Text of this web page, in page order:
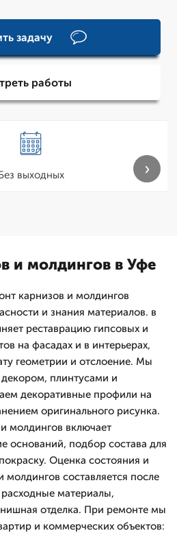
задачу
работы
выходных ›
и молдингов в Уфе
карнизов и молдингов
и знания материалов. в
реставрацию гипсовых и
на фасадах и в интерьерах,
геометрии и отслоение. Мы
плинтусами и
декоративные профили на
оригинального рисунка.
молдингов включает
оснований, подбор состава для
Оценка состояния и
составляется после
материалы,
отделка. При ремонте мы
и коммерческих объектов: